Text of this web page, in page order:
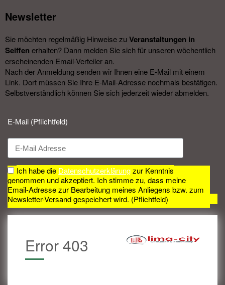
Newsletter​
Sie möchten regelmäßig Hinweise zu Veranstal­tungen in
Seiffen erhalten? Dann melden Sie sich für unseren wöchentlich
erscheinenden Email-Verteiler an.
Nach der Anmeldung senden wir Ihnen eine E-Mail mit einem
Link. Dort müssen Sie Ihre E-Mail-Adresse nochmals bestätigen.
Selbstverständlich können Sie sich jederzeit wieder abmelden.​
E-Mail (Pflichtfeld)
Ich habe die Datenschutzerklärungzur Kenntnis
genommen und akzeptiert. Ich stimme zu, dass meine
Email-Adresse zur Bearbeitung meines Anliegens bzw. zum
Newsletter-Versand gespeichert wird. (Pflichtfeld)
Error 403